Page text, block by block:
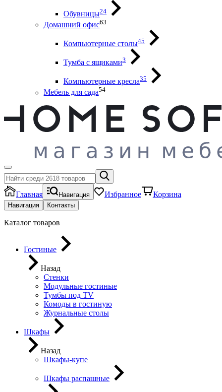
Обувницы24
Домашний офис63
Компьютерные столы45
Тумба с ящиками3
Компьютерные кресла35
Мебель для сада54
Главная Навигация Избранное Корзина
Навигация Контакты
Каталог товаров
Гостиные
Назад
Стенки
Модульные гостиные
Тумбы под ТV
Комоды в гостиную
Журнальные столы
Шкафы
Назад
Шкафы-купе
Шкафы распашные